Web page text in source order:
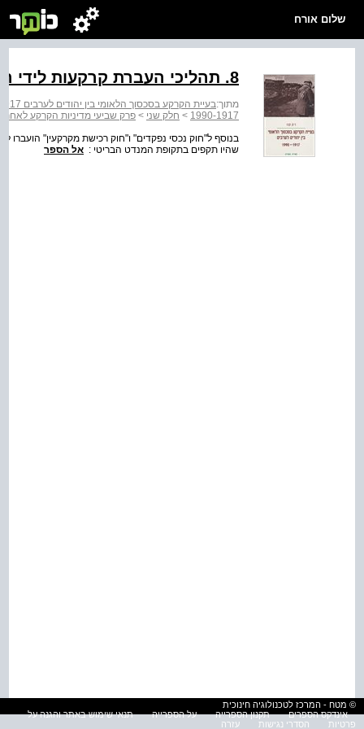
שלום אורח
8. תהליכי העברת קרקעות לידי המדינה
מתוך:בעיית הקרקע בסכסוך הלאומי בין יהודים לערבים 1917 - 1990
‭1990-1917‬
> חלק שני > פרק שביעי מדיניות הקרקע לאחר קום
בנוסף ל"חוק נכסי נפקדים" ו"חוק רכישת מקרקעין" הועברו
שהיו תקפים בתקופת המנדט הבריטי : אל הספר
© מטח - המרכז לטכנולוגיה חינוכית
אינדקס הספרים
תקנון הספרייה על הספרייה
תנאי שימוש באתר והגנה על
פרטיות
הסדרי נגישות עזרה